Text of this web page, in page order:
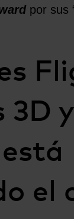
por sus
3D
el